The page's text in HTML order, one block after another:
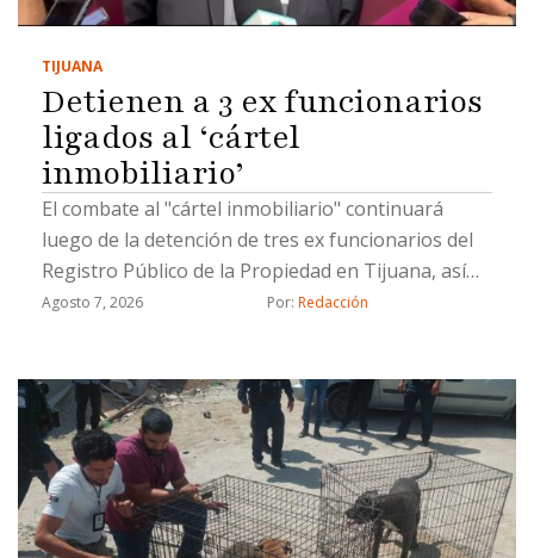
TIJUANA
Detienen a 3 ex funcionarios
ligados al ‘cártel
inmobiliario’
El combate al "cártel inmobiliario" continuará
luego de la detención de tres ex funcionarios del
Registro Público de la Propiedad en Tijuana, así
como un civil, por hacer cambios de propiedad de
Buenrostro.Los detenidos están involucrados en
cambios de propietarios que se registraron con
documentación apócrifa; uno de ellos ya fue
vinculado a proceso, indicó Buenrostro.Los ex
funcionarios ligados al llamado "cártel
inmobiliario" ocuparon cargos de subregistrador
Agosto 7, 2026 Por: Redacción